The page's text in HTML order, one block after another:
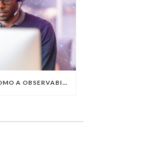
DESCUBRA COMO A OBSERVABILITY IMPULSIONA O SUCESSO DO SEU NEGÓCIO